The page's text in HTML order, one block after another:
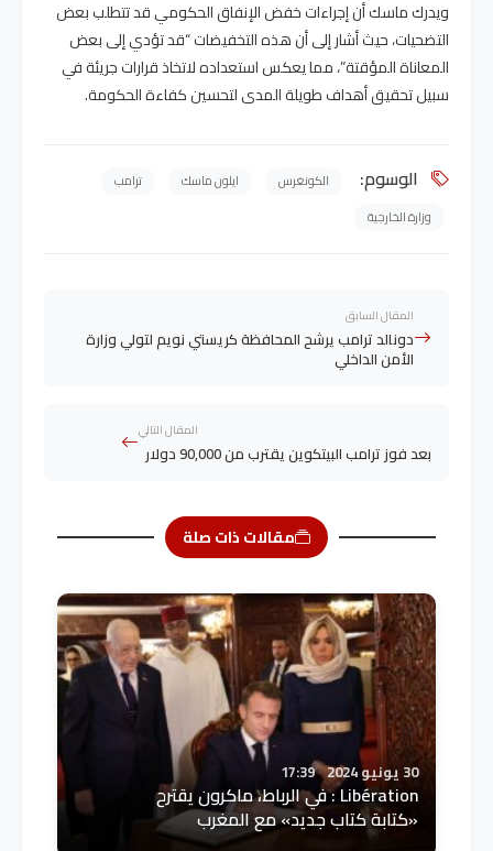
ويدرك ماسك أن إجراءات خفض الإنفاق الحكومي قد تتطلب بعض
التضحيات، حيث أشار إلى أن هذه التخفيضات “قد تؤدي إلى بعض
المعاناة المؤقتة”، مما يعكس استعداده لاتخاذ قرارات جريئة في
سبيل تحقيق أهداف طويلة المدى لتحسين كفاءة الحكومة.
الوسوم: الكونغرس ايلون ماسك
ترامب
وزارة الخارجية
المقال السابق
دونالد ترامب يرشح المحافظة كريستي نويم لتولي وزارة
الأمن الداخلي
المقال التالي
بعد فوز ترامب البيتكوين يقترب من 90,000 دولار
مقالات ذات صلة
30 يونيو 2024 17:39
Libération : في الرباط، ماكرون يقترح
«كتابة كتاب جديد» مع المغرب